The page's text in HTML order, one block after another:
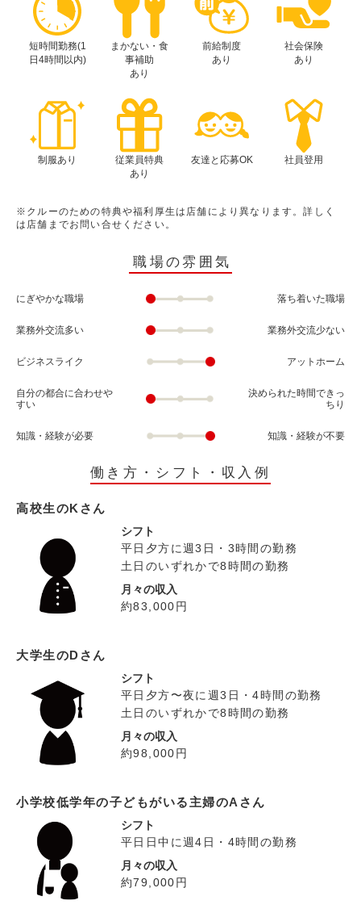
短時間勤務(1
日4時間以内)
まかない・食
事補助
あり
前給制度
あり
社会保険
あり
制服あり
従業員特典
あり
友達と応募OK 社員登用
※クルーのための特典や福利厚生は店舗により異なります。詳しく
は店舗までお問い合せください。
職場の雰囲気
にぎやかな職場 落ち着いた職場
業務外交流多い 業務外交流少ない
ビジネスライク アットホーム
自分の都合に合わせや
すい
決められた時間できっ
ちり
知識・経験が必要 知識・経験が不要
働き方・シフト・収入例
高校生のKさん
シフト
平日夕方に週3日・3時間の勤務
土日のいずれかで8時間の勤務
月々の収入
約83,000円
大学生のDさん
シフト
平日夕方〜夜に週3日・4時間の勤務
土日のいずれかで8時間の勤務
月々の収入
約98,000円
小学校低学年の子どもがいる主婦のAさん
シフト
平日日中に週4日・4時間の勤務
月々の収入
約79,000円